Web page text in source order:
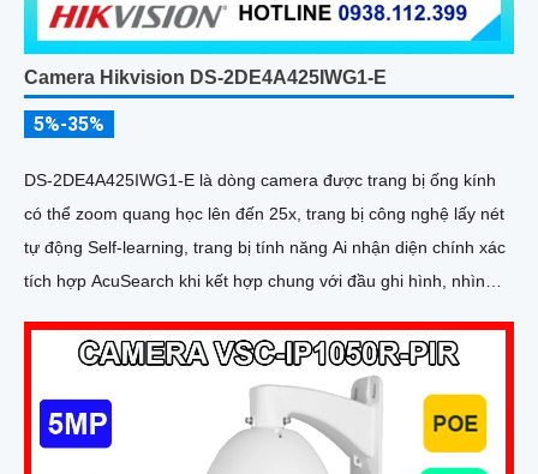
Camera Hikvision DS-2DE4A425IWG1-E
5%-35%
DS-2DE4A425IWG1-E là dòng camera được trang bị ống kính
có thể zoom quang học lên đến 25x, trang bị công nghệ lấy nét
tự động Self-learning, trang bị tính năng Ai nhận diện chính xác
tích hợp AcuSearch khi kết hợp chung với đầu ghi hình, nhìn